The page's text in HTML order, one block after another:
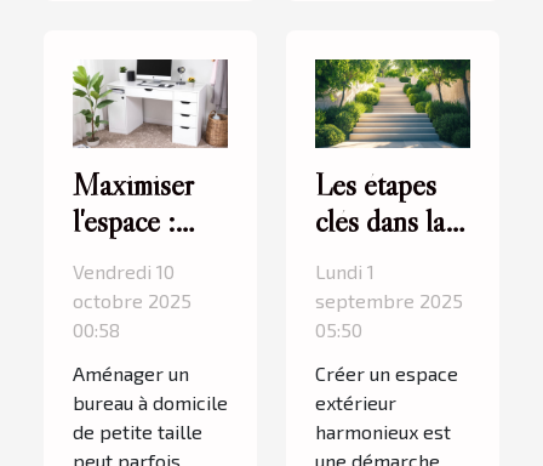
Maximiser
l'espace :
astuces pour
un petit
bureau à
domicile
Vendredi 10
octobre 2025
00:58
Aménager un
bureau à domicile
de petite taille
peut parfois
Les étapes
clés dans la
conception
d'un espace
extérieur
Lundi 1
septembre 2025
05:50
Créer un espace
extérieur
harmonieux est
une démarche